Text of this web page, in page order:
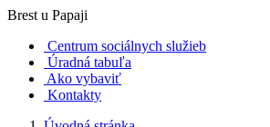
Brest u Papaji
Centrum sociálnych služieb
Úradná tabuľa
Ako vybaviť
Kontakty